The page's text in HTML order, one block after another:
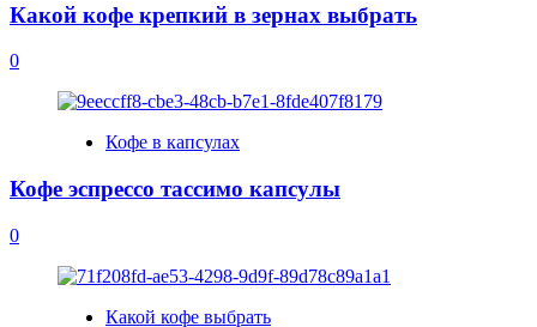
Какой кофе крепкий в зернах выбрать
0
Кофе в капсулах
Кофе эспрессо тассимо капсулы
0
Какой кофе выбрать